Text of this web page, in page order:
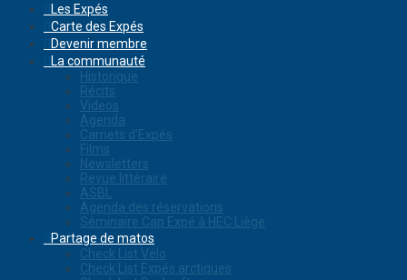
Les Expés
Carte des Expés
Devenir membre
La communauté
Historique
Récits
Videos
Agenda
Carnets d’Expés
Films
Newsletters
Revue littéraire
ASBL
Agenda des réservations
Séminaire Cap Expé à HEC Liège
Partage de matos
Check List Vélo
Check List Expés arctiques